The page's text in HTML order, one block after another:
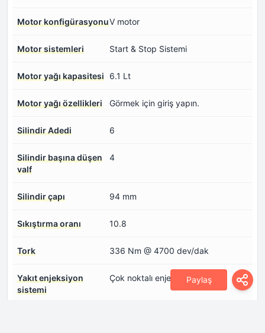
Paylaş
Motor konfigürasyonuV motor
Motor sistemleri Start & Stop Sistemi
Motor yağı kapasitesi 6.1 Lt
Motor yağı özellikleri Görmek için giriş yapın.
Silindir Adedi 6
Silindir başına düşen
valf
4
Silindir çapı 94 mm
Sıkıştırma oranı 10.8
Tork 336 Nm @ 4700 dev/dak
Yakıt enjeksiyon
sistemi
Çok noktalı enjeksiyon